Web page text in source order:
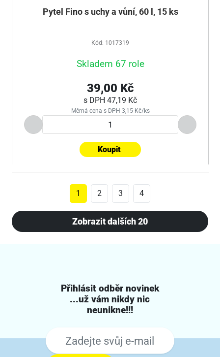
Pytel Fino s uchy a vůní, 60 l, 15 ks
Kód: 1017319
Skladem 67 role
39,00 Kč
s DPH 47,19 Kč
Měrná cena s DPH 3,15 Kč/ks
Koupit
1 2 3 4
Zobrazit dalších 20
Přihlásit odběr novinek
...už vám nikdy nic
neunikne!!!